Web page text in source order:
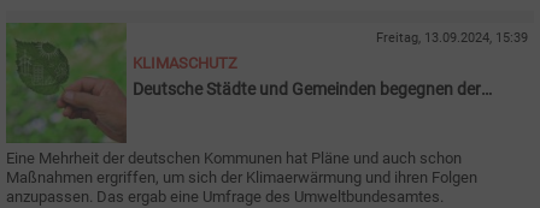
Freitag, 13.09.2024, 15:39
KLIMASCHUTZ
Deutsche Städte und Gemeinden begegnen der
Eine Mehrheit der deutschen Kommunen hat Pläne und auch schon
Maßnahmen ergriffen, um sich der Klimaerwärmung und ihren Folgen
anzupassen. Das ergab eine Umfrage des Umweltbundesamtes.